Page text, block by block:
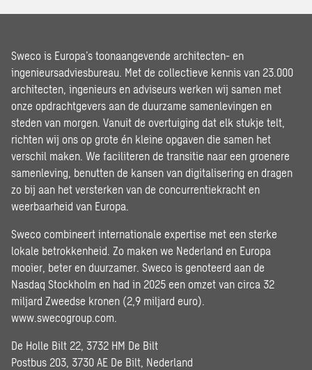
Sweco is Europa’s toonaangevende architecten- en
ingenieursadviesbureau. Met de collectieve kennis van 23.000
architecten, ingenieurs en adviseurs werken wij samen met
onze opdrachtgevers aan de duurzame samenlevingen en
steden van morgen. Vanuit de overtuiging dat elk stukje telt,
richten wij ons op grote én kleine opgaven die samen het
verschil maken. We faciliteren de transitie naar een groenere
samenleving, benutten de kansen van digitalisering en dragen
zo bij aan het versterken van de concurrentiekracht en
weerbaarheid van Europa.
Sweco combineert internationale expertise met een sterke
lokale betrokkenheid. Zo maken we Nederland en Europa
mooier, beter en duurzamer. Sweco is genoteerd aan de
Nasdaq Stockholm en had in 2025 een omzet van circa 32
miljard Zweedse kronen (2,9 miljard euro).
www.swecogroup.com
De Holle Bilt 22, 3732 HM De Bilt
Postbus 203, 3730 AE De Bilt, Nederland